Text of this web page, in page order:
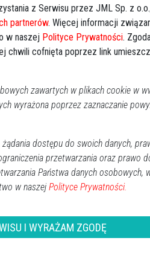
czerwca do godziny
należy wysyłać na
najpóźniej do 6 lipca.
na stronie oraz w
z Serwisu przez JML Sp. z
partnerów. Więcej informacji
w naszej Polityce Prywatności.
chwili cofnięta poprzez link
zawartych w plikach cookie w
wyrażona poprzez zaznaczanie
dostępu do swoich danych,
przetwarzania oraz prawo
Państwa danych osobowych,
w naszej Polityce Prywatności.
I WYRAŻAM ZGODĘ